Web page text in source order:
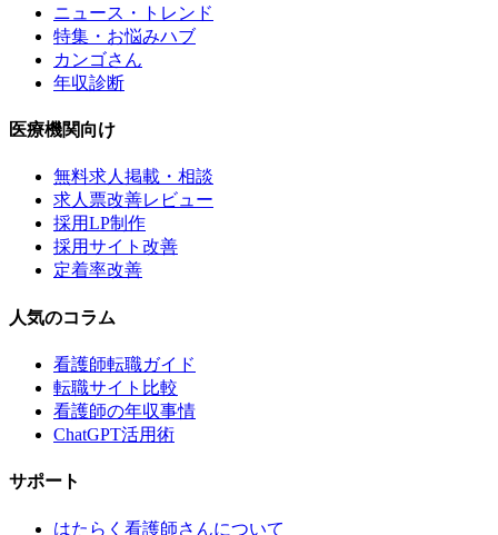
ニュース・トレンド
特集・お悩みハブ
カンゴさん
年収診断
医療機関向け
無料求人掲載・相談
求人票改善レビュー
採用LP制作
採用サイト改善
定着率改善
人気のコラム
看護師転職ガイド
転職サイト比較
看護師の年収事情
ChatGPT活用術
サポート
はたらく看護師さんについて